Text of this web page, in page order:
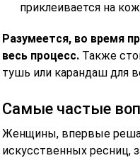
приклеивается на
Разумеется, во время
весь процесс. Также
тушь или карандаш для
Самые частые
Женщины, впервые
искусственных ресниц,